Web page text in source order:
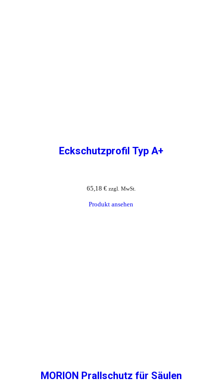
Eckschutzprofil Typ A+
65,18 € zzgl. MwSt.
Produkt ansehen
MORION Prallschutz für Säulen